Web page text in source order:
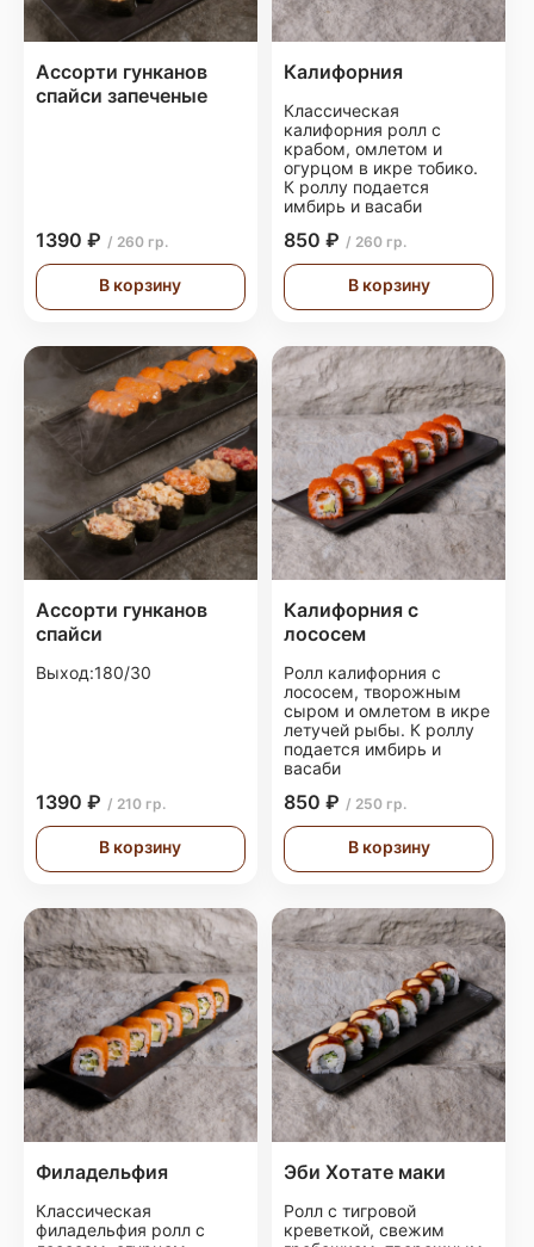
Ассорти гунканов
спайси запеченые
1390 ₽ / 260 гр.
В корзину
Калифорния
Классическая
калифорния ролл с
крабом, омлетом и
огурцом в икре тобико.
К роллу подается
имбирь и васаби
850 ₽ / 260 гр.
В корзину
Ассорти гунканов
спайси
Выход:180/30
1390 ₽ / 210 гр.
В корзину
Калифорния с
лососем
Ролл калифорния с
лососем, творожным
сыром и омлетом в икре
летучей рыбы. К роллу
подается имбирь и
васаби
850 ₽ / 250 гр.
В корзину
Филадельфия
Классическая
филадельфия ролл с
Эби Хотате маки
Ролл с тигровой
креветкой, свежим